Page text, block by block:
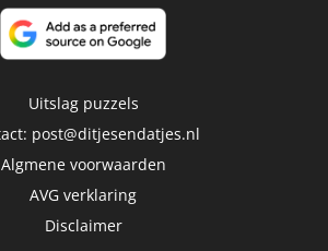
Uitslag puzzels
post@ditjesendatjes.nl
Algmene voorwaarden
AVG verklaring
Disclaimer